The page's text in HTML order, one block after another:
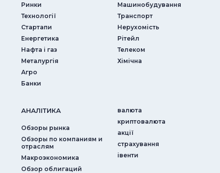
Ринки
Технології
Стартапи
Енергетика
Нафта і газ
Металургія
Агро
Банки
Машинобудування
Транспорт
Нерухомість
Рітейл
Телеком
Хімічна
АНАЛIТИКА
Обзоры рынка
Обзоры по компаниям и
отраслям
Макроэкономика
Обзор облигаций
валюта
криптовалюта
акції
страхування
iвенти